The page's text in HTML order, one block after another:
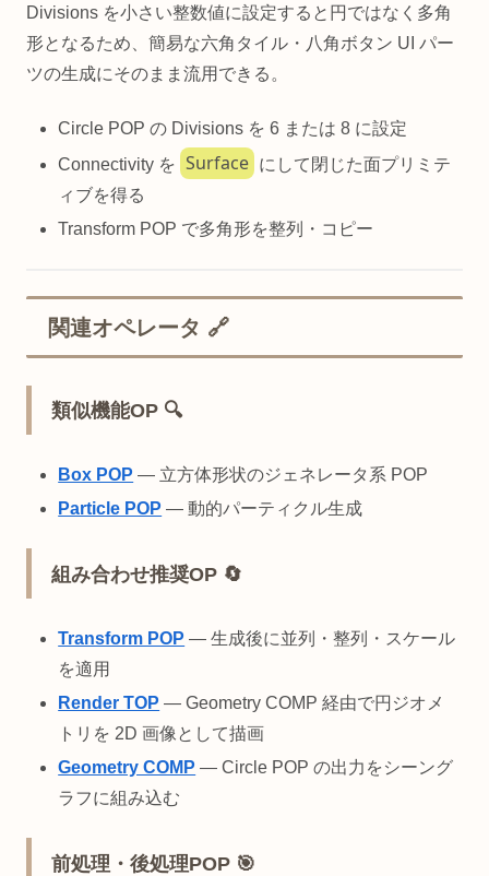
Divisions を小さい整数値に設定すると円ではなく多角
形となるため、簡易な六角タイル・八角ボタン UI パー
ツの生成にそのまま流用できる。
Circle POP の Divisions を 6 または 8 に設定
Connectivity を Surface にして閉じた面プリミテ
ィブを得る
Transform POP で多角形を整列・コピー
関連オペレータ 🔗
類似機能OP 🔍
Box POP — 立方体形状のジェネレータ系 POP
Particle POP — 動的パーティクル生成
組み合わせ推奨OP 🔄
Transform POP — 生成後に並列・整列・スケール
を適用
Render TOP — Geometry COMP 経由で円ジオメ
トリを 2D 画像として描画
Geometry COMP — Circle POP の出力をシーング
ラフに組み込む
前処理・後処理POP 🎯